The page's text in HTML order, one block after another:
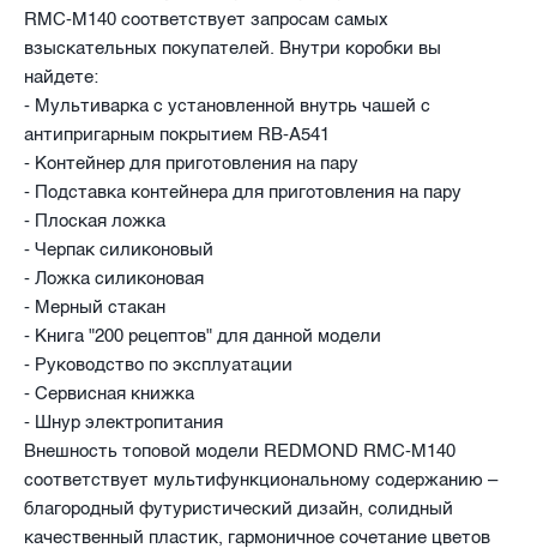
RMC-M140 соответствует запросам самых
взыскательных покупателей. Внутри коробки вы
найдете:
- Мультиварка с установленной внутрь чашей с
антипригарным покрытием RB-A541
- Контейнер для приготовления на пару
- Подставка контейнера для приготовления на пару
- Плоская ложка
- Черпак силиконовый
- Ложка силиконовая
- Мерный стакан
- Книга "200 рецептов" для данной модели
- Руководство по эксплуатации
- Сервисная книжка
- Шнур электропитания
Внешность топовой модели REDMOND RMC-M140
соответствует мультифункциональному содержанию –
благородный футуристический дизайн, солидный
качественный пластик, гармоничное сочетание цветов